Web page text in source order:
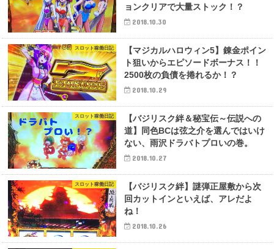
ョンクリアで大量ストック！？
2018.10.30
スロット稼働日記
【マジカルハロウィン5】錬金ポイン
ト狙いからエピソードボーナス！！
2500枚の負債を捲れるか！？
2018.10.29
スロット稼働日記
【バジリスク絆＆秘宝伝～伝説への
道】同色BCは弦之介を選んではいけ
ない、雨沢ドラバトプロいの巻。
2018.10.27
スロット稼働日記
【バジリスク絆】謎弾正屋敷から次
回カットインといえば、アレだよ
ね！
2018.10.26